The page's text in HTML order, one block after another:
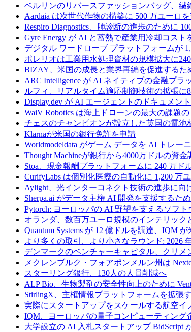
ベルリンのリバースファッションバッグ、繊
Aardaia は次世代作物の構築に 500 万ユーロ
Respiro Diagnostics、肺診断の進歩のために
Gyre Energy が AI と蓄熱で産業用冷却コス
デジタル ワードローブ プラットフォームが
ポレリオは工業用水処理資材の規模拡大に
BIZAY、米国の成長と業界再編を促進するた
ARC Intelligence が AI ネイティブの金融プ
ルフィ、リアルタイム適応制御技術の拡張に
Display.dev が AI エージェントのドキュメン
WaiV Robotics は海上ドローンの最大の課題
チェスのチャンピオンが設立した英国の電池
Klarnaが米国の銀行免許を申請
Worldmodeldata がゲーム データを AI トレー
Thought Machineが銀行から4000万ドルの資
Stoa、現金報酬プラットフォームに 240 万ド
CurifyLabs は個別化医療の自動化に 1,200 万
Aylight、光インターコネクト技術の進歩に
Sherpa.ai がデータ主権 AI 開発を支援するた
Pytorch: ヨーロッパの AI 野望を支えるソフト
オランダ、数百万ユーロ規模のインテリッ
Quantum Systems が 12 億ドルを調達、IQM
より多くの取引、より小さなラウンド: 2026
デンマークのベンチャーキャピタル、クリ
メクレンブルク・フォアポンメルン州は
スターリング銀行、130人の人員削減へ
ALP Bio、生物製剤の安全性向上のために
StirlingX、主権情報プラットフォームを拡張
実際にスタートアップをスケールする航空イ
IQM、ヨーロッパの量子コンピューティン
大学設立の AI 入札スタートアップ BidScript